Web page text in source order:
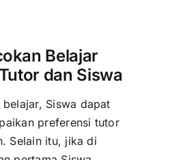
Belajar
dan Siswa
belajar, Siswa dapat
preferensi tutor
Selain itu, jika di